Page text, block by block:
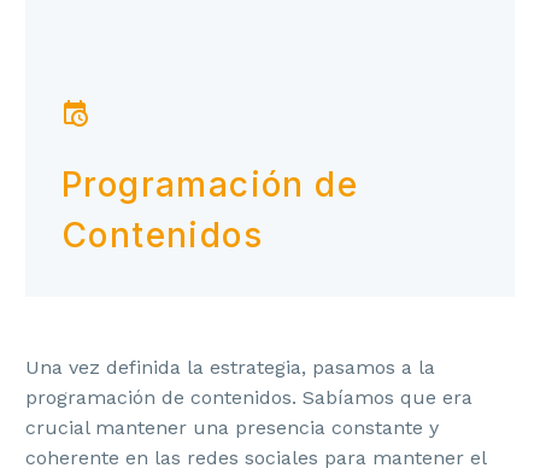


Programación de
Contenidos
Una vez definida la estrategia, pasamos a la
programación de contenidos. Sabíamos que era
crucial mantener una presencia constante y
coherente en las redes sociales para mantener el